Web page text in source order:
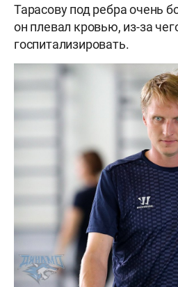
Тарасову под ребра очень
он плевал кровью, из-за
госпитализировать.